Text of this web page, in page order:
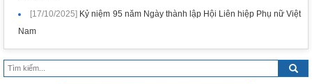
[17/10/2025] Kỷ niệm 95 năm Ngày thành lập Hội Liên hiệp Phụ nữ Việt
Nam